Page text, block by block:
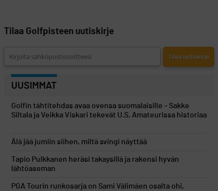
Tilaa Golfpisteen uutiskirje
UUSIMMAT
Golfin tähtitehdas avaa ovensa suomalaisille – Sakke
Siltala ja Veikka Viskari tekevät U.S. Amateurissa historiaa
Älä jää jumiin siihen, miltä svingi näyttää
Tapio Pulkkanen heräsi takaysillä ja rakensi hyvän
lähtöaseman
PGA Tourin runkosarja on Sami Välimäen osalta ohi,